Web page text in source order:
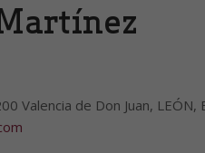
Valencia de Don Juan, LEÓN,